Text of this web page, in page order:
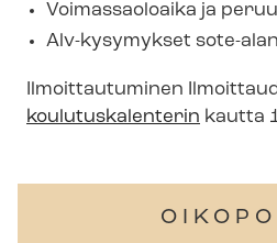
Voimassaoloaika ja
Alv-kysymykset sote-
Ilmoittautuminen
kou­lu­tus­ka­len­te­rin kautta